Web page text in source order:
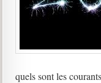
quels sont les